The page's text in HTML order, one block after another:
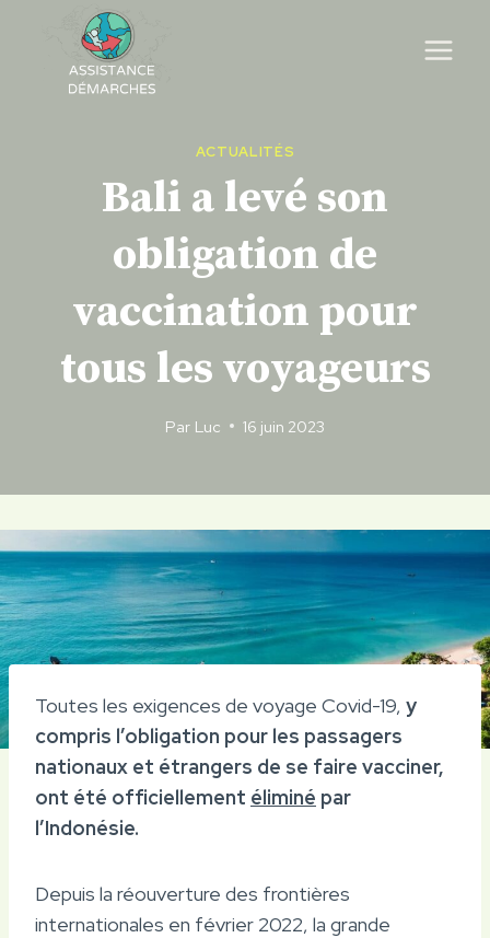
content
ACTUALITÉS
Bali a levé son
obligation de
vaccination pour
tous les voyageurs
Par Luc 16 juin 2023
Toutes les exigences de voyage Covid-19, y
compris l’obligation pour les passagers
nationaux et étrangers de se faire vacciner,
ont été officiellement éliminé par
l’Indonésie.
Depuis la réouverture des frontières
internationales en février 2022, la grande